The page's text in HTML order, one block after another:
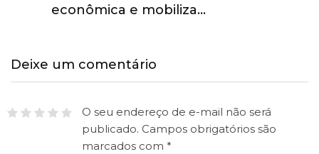
econômica e mobiliza…
Deixe um comentário
O seu endereço de e-mail não será
publicado. Campos obrigatórios são
marcados com *